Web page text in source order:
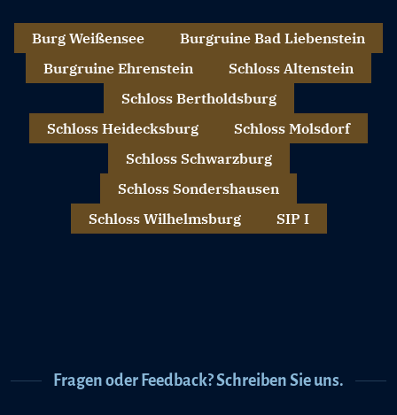
Burg Weißensee
Burgruine Bad Liebenstein
Burgruine Ehrenstein
Schloss Altenstein
Schloss Bertholdsburg
Schloss Heidecksburg
Schloss Molsdorf
Schloss Schwarzburg
Schloss Sondershausen
Schloss Wilhelmsburg
SIP I
Fragen oder Feedback? Schreiben Sie uns.